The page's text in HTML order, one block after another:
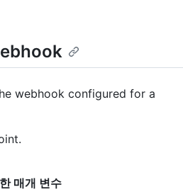
webhook configured for a
매개 변수